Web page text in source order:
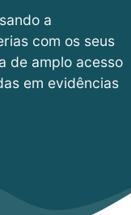
a
com os seus
de amplo acesso
em evidências